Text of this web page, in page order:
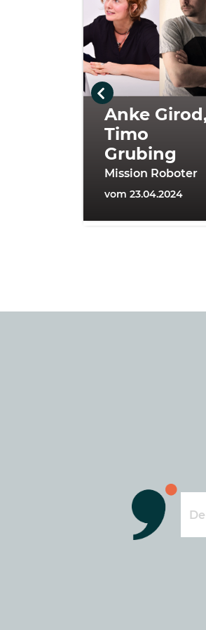
Anke
Timo
Grubing
Mission Roboter
vom 23.04.2024